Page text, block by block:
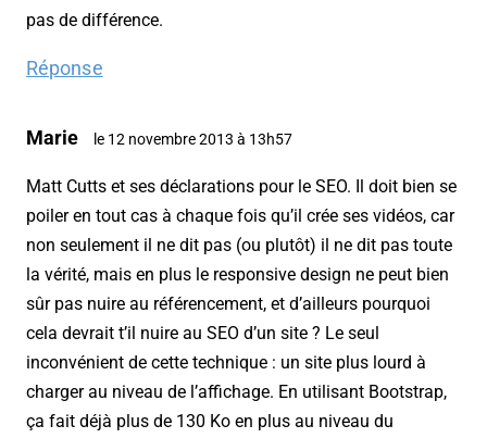
pas de différence.
Réponse
Marie le 12 novembre 2013 à 13h57
Matt Cutts et ses déclarations pour le SEO. Il doit bien se
poiler en tout cas à chaque fois qu’il crée ses vidéos, car
non seulement il ne dit pas (ou plutôt) il ne dit pas toute
la vérité, mais en plus le responsive design ne peut bien
sûr pas nuire au référencement, et d’ailleurs pourquoi
cela devrait t’il nuire au SEO d’un site ? Le seul
inconvénient de cette technique : un site plus lourd à
charger au niveau de l’affichage. En utilisant Bootstrap,
ça fait déjà plus de 130 Ko en plus au niveau du